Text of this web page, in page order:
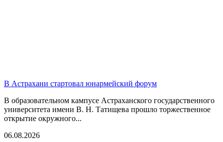
В Астрахани стартовал юнармейский форум
В образовательном кампусе Астраханского государственного
университета имени В. Н. Татищева прошло торжественное
открытие окружного...
06.08.2026